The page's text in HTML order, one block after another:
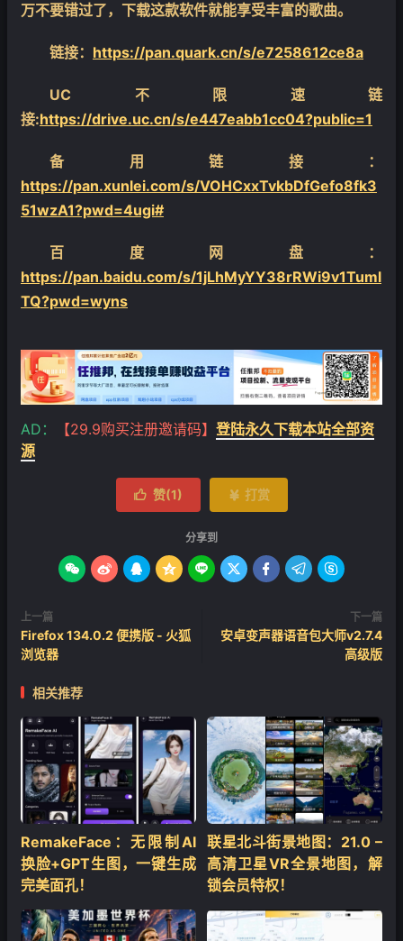
万不要错过了，下载这款软件就能享受丰富的歌曲。
链接： https://pan.quark.cn/s/e7258612ce8a
UC不限速链
接:https://drive.uc.cn/s/e447eabb1cc04?public=1
备用链接：
https://pan.xunlei.com/s/VOHCxxTvkbDfGefo8fk3
51wzA1?pwd=4ugi#
百度网盘：
https://pan.baidu.com/s/1jLhMyYY38rRWi9v1Tuml
TQ?pwd=wyns
AD： 【29.9购买注册邀请码】 登陆永久下载本站全部资
源
 赞(1)  打赏
分享到
        
上一篇
Firefox 134.0.2 便携版 - 火狐
浏览器
下一篇
安卓变声器语音包大师v2.7.4
高级版
相关推荐
RemakeFace：无限制AI
换脸+GPT生图，一键生成
完美面孔！
联星北斗街景地图：21.0 –
高清卫星VR全景地图，解
锁会员特权！